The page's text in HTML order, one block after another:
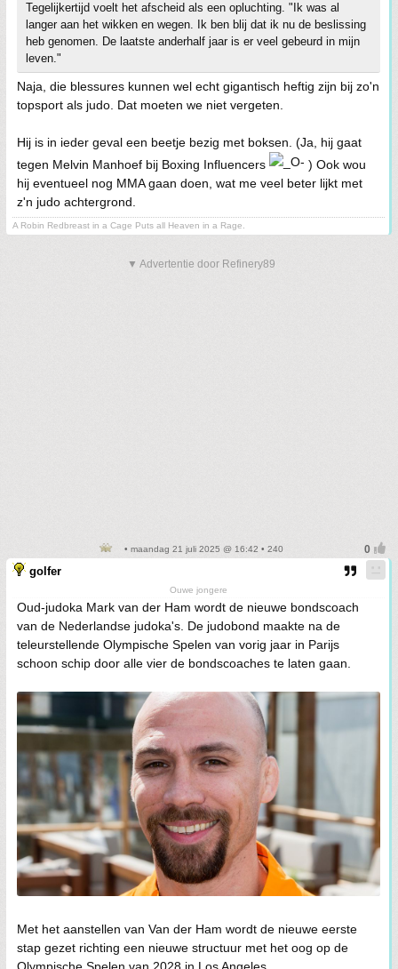
Tegelijkertijd voelt het afscheid als een opluchting. "Ik was al
langer aan het wikken en wegen. Ik ben blij dat ik nu de beslissing
heb genomen. De laatste anderhalf jaar is er veel gebeurd in mijn
leven."
Naja, die blessures kunnen wel echt gigantisch heftig zijn bij zo'n
topsport als judo. Dat moeten we niet vergeten.
Hij is in ieder geval een beetje bezig met boksen. (Ja, hij gaat
tegen Melvin Manhoef bij Boxing Influencers
) Ook wou
hij eventueel nog MMA gaan doen, wat me veel beter lijkt met
z'n judo achtergrond.
A Robin Redbreast in a Cage Puts all Heaven in a Rage.
▼ Advertentie door Refinery89
• maandag 21 juli 2025 @ 16:42 • 240
golfer
Ouwe jongere
Oud-judoka Mark van der Ham wordt de nieuwe bondscoach
van de Nederlandse judoka's. De judobond maakte na de
teleurstellende Olympische Spelen van vorig jaar in Parijs
schoon schip door alle vier de bondscoaches te laten gaan.
Met het aanstellen van Van der Ham wordt de nieuwe eerste
stap gezet richting een nieuwe structuur met het oog op de